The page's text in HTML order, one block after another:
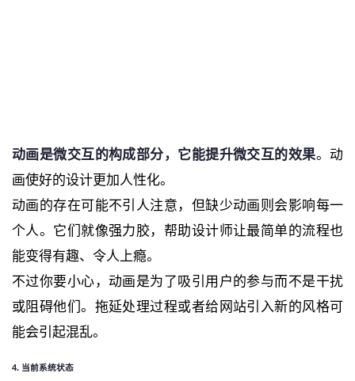
动画是微交互的构成部分，它能提升微交互的效果。动
画使好的设计更加人性化。
动画的存在可能不引人注意，但缺少动画则会影响每一
个人。它们就像强力胶，帮助设计师让最简单的流程也
能变得有趣、令人上瘾。
不过你要小心，动画是为了吸引用户的参与而不是干扰
或阻碍他们。拖延处理过程或者给网站引入新的风格可
能会引起混乱。
4. 当前系统状态